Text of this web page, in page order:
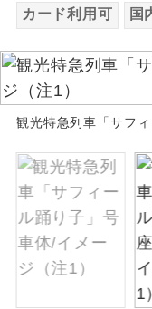
カード利用可 国
観光特急列車「サフ
絶景
温泉
露天風呂
大浴場
全食事付き